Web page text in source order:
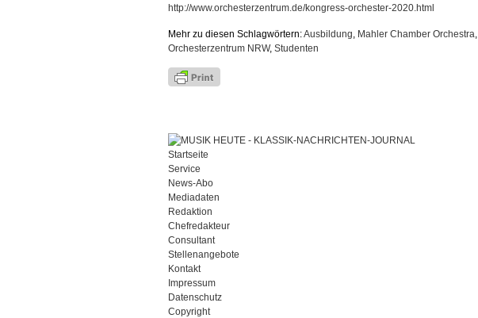
http://www.orchesterzentrum.de/kongress-orchester-2020.html
Mehr zu diesen Schlagwörtern:Ausbildung, Mahler Chamber Orchestra,
Orchesterzentrum NRW, Studenten
Startseite
Service
News-Abo
Mediadaten
Redaktion
Chefredakteur
Consultant
Stellenangebote
Kontakt
Impressum
Datenschutz
Copyright